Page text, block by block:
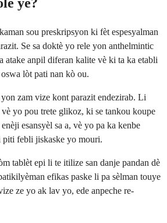
sou preskripsyon ki fèt espesyalman
Se sa doktè yo rele yon anthelmintic
atake anpil diferan kalite vè ki ta ka etabli
lòt pati nan kò ou.
zam vize kont parazit endezirab. Li
yo pou trete glikoz, ki se tankou koupe
esansyèl sa a, vè yo pa ka kenbe
febli jiskaske yo mouri.
tablèt epi li te itilize san danje pandan dè
efikas paske li pa sèlman touye
ze yo ak lav yo, ede anpeche re-